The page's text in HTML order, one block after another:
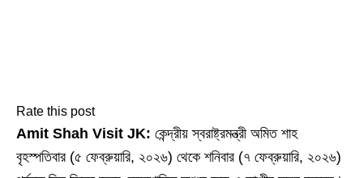
Rate this post
Amit Shah Visit JK: কেন্দ্রীয় স্বরাষ্ট্রমন্ত্রী অমিত শাহ
বৃহস্পতিবার (৫ ফেব্রুয়ারি, ২০২৬) থেকে শনিবার (৭ ফেব্রুয়ারি, ২০২৬)